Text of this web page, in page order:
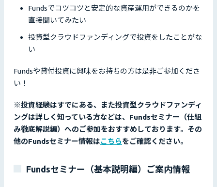
Fundsでコツコツと安定的な資産運用ができるのかを
直接聞いてみたい
投資型クラウドファンディングで投資をしたことがな
い
Fundsや貸付投資に興味をお持ちの方は是非ご参加くださ
い！
※投資経験はすでにある、また投資型クラウドファンディ
ングは詳しく知っている方などは、Fundsセミナー（仕組
み徹底解説編）へのご参加をおすすめしております。その
他のFundsセミナー情報はこちらをご確認ください。
Fundsセミナー（基本説明編）ご案内情報